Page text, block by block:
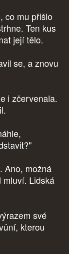
co mu přišlo
Ten kus
její tělo.
se, a znovu
i zčervenala.
Ano, možná
mluví. Lidská
své
kterou